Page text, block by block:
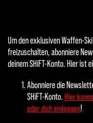
Um den exklusiven Waffen-
freizuschalten, abonniere
deinem SHiFT-Konto. Hier ist
Abonniere die
SHiFT-Konto. Hier
oder dich einloggen!